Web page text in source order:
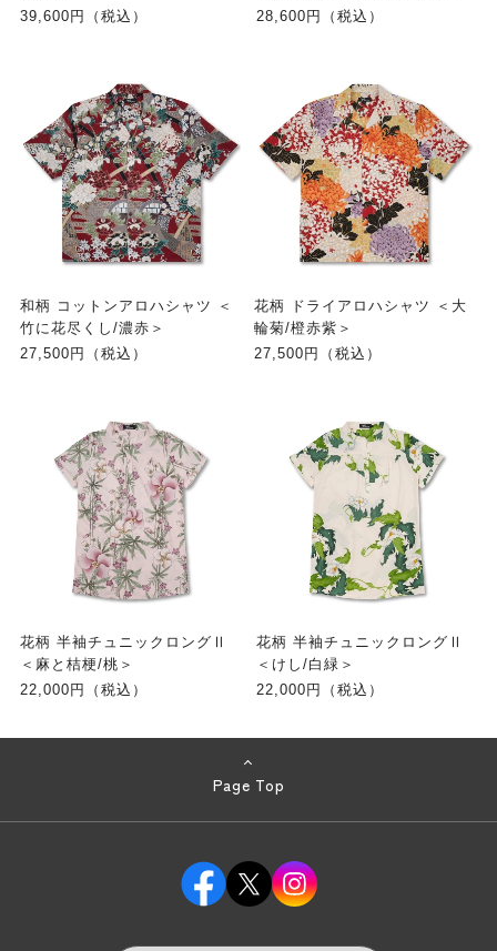
39,600円（税込）
28,600円（税込）
和柄 コットンアロハシャツ ＜
竹に花尽くし/濃赤＞
27,500円（税込）
花柄 ドライアロハシャツ ＜大
輪菊/橙赤紫＞
27,500円（税込）
花柄 半袖チュニックロングⅡ
＜麻と桔梗/桃＞
22,000円（税込）
花柄 半袖チュニックロングⅡ
＜けし/白緑＞
22,000円（税込）
Page Top